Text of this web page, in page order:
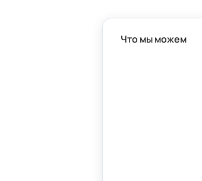
Что мы можем